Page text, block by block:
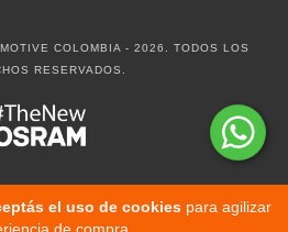
el uso de cookies para agilizar
COLOMBIA - 2026. TODOS LOS
RESERVADOS.